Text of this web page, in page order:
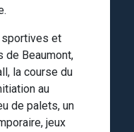
sportives et
Beaumont,
la course du
au
de palets, un
jeux